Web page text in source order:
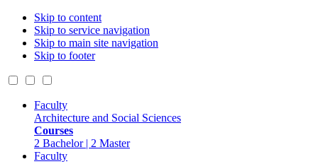
Skip to content
Skip to service navigation
Skip to main site navigation
Skip to footer
Faculty
Architecture and Social Sciences
Courses
2 Bachelor | 2 Master
Faculty